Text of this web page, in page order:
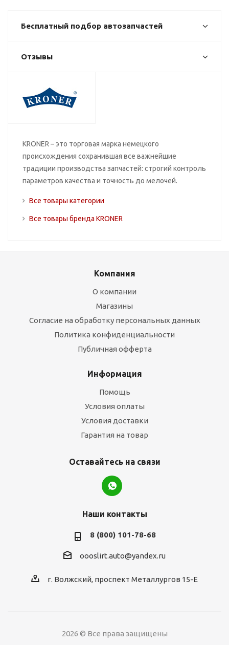
Бесплатный подбор автозапчастей
Отзывы
KRONER – это торговая марка немецкого
происхождения сохранившая все важнейшие
традиции производства запчастей: строгий контроль
параметров качества и точность до мелочей.
Все товары категории
Все товары бренда KRONER
Компания
О компании
Магазины
Согласие на обработку персональных данных
Политика конфиденциальности
Публичная офферта
Информация
Помощь
Условия оплаты
Условия доставки
Гарантия на товар
Оставайтесь на связи
Наши контакты
8 (800) 101-78-68
oooslirt.auto@yandex.ru
г. Волжский, проспект Металлургов 15-Е
2026 © Все права защищены